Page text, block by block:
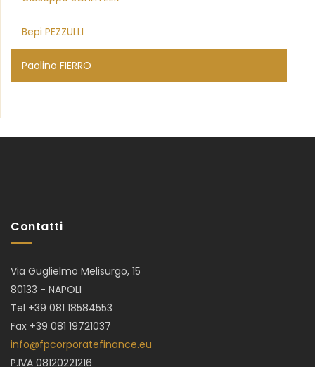
Bepi PEZZULLI
Paolino FIERRO
Contatti
Via Guglielmo Melisurgo, 15
80133 - NAPOLI
Tel +39 081 18584553
Fax +39 081 19721037
info@fpcorporatefinance.eu
P.IVA 08120221216